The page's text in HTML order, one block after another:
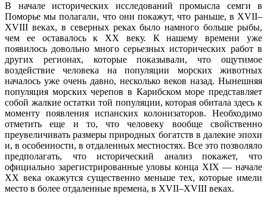
В начале исторических исследований промысла семги в
Поморье мы полагали, что они покажут, что раньше, в XVII–
XVIII веках, в северных реках было намного больше рыбы,
чем ее оставалось к XX веку. К нашему времени уже
появилось довольно много серьезных исторических работ в
других регионах, которые показывали, что ощутимое
воздействие человека на популяции морских животных
началось уже очень давно, несколько веков назад. Нынешняя
популяция морских черепов в Карибском море представляет
собой жалкие остатки той популяции, которая обитала здесь к
моменту появления испанских колонизаторов. Необходимо
отметить еще и то, что человеку вообще свойственно
преувеличивать размеры природных богатств в далекие эпохи
и, в особенности, в отдаленных местностях. Все это позволяло
предполагать, что исторический анализ покажет, что
официально зарегистрированные уловы конца XIX — начале
XX века окажутся существенно меньше тех, которые имели
место в более отдаленные времена, в XVII–XVIII веках.